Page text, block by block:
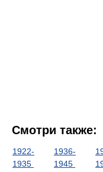
Смотри также:
1922-
1935
1936-
1945